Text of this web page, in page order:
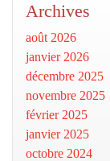
Archives
août 2026
janvier 2026
décembre 2025
novembre 2025
février 2025
janvier 2025
octobre 2024